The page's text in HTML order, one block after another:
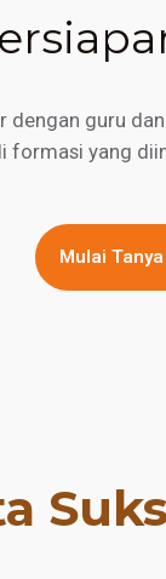
guru
formasi yang
Mulai